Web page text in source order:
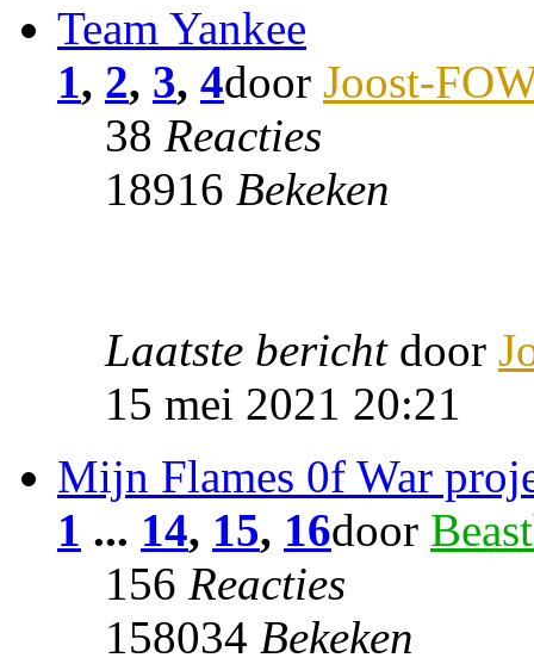
Team Yankee
1, 2, 3, 4door Joost-
38 Reacties
18916 Bekeken
Laatste bericht door
15 mei 2021 20:21
Mijn Flames 0f War
1 ... 14, 15, 16door
156 Reacties
158034 Bekeken